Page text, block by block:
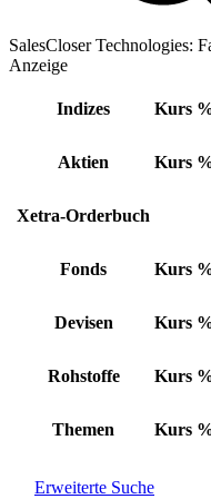
SalesCloser Technologies:
Anzeige
Indizes Kurs
Aktien Kurs
Xetra-Orderbuch
Fonds Kurs
Devisen Kurs
Rohstoffe Kurs
Themen Kurs
Erweiterte Suche